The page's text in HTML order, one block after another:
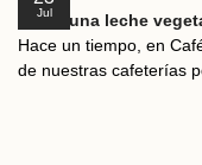
Elegir una leche
Hace un tiempo, en
de nuestras cafeterías
Jul